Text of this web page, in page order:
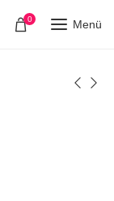
0 Menü